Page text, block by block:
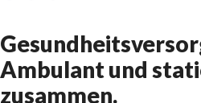
Ambulant und
zusammen.